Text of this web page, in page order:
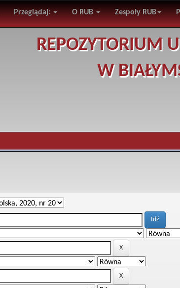
Przeglądaj: O RUB Zespoły RUB
REPOZYTORIUM
W